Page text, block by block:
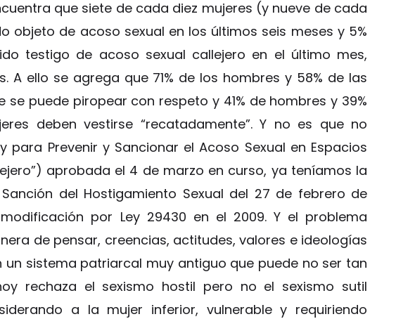
que siete de cada diez mujeres (y nueve de cada
objeto de acoso sexual en los últimos seis meses y 5%
testigo de acoso sexual callejero en el último mes,
A ello se agrega que 71% de los hombres y 58% de las
se puede piropear con respeto y 41% de hombres y 39%
deben vestirse “recatadamente”. Y no es que no
para Prevenir y Sancionar el Acoso Sexual en Espacios
aprobada el 4 de marzo en curso, ya teníamos la
del Hostigamiento Sexual del 27 de febrero de
por Ley 29430 en el 2009. Y el problema
de pensar, creencias, actitudes, valores e ideologías
sistema patriarcal muy antiguo que puede no ser tan
rechaza el sexismo hostil pero no el sexismo sutil
a la mujer inferior, vulnerable y requiriendo